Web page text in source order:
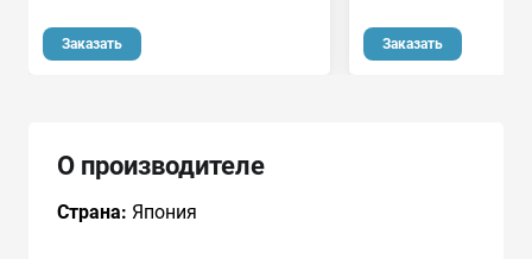
Заказать Заказать
О производителе
Страна: Япония